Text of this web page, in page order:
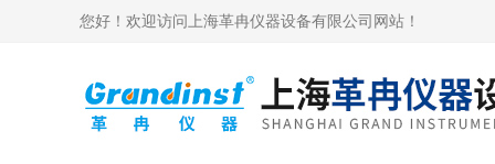
您好！欢迎访问上海革冉仪器设备有限公司网站！